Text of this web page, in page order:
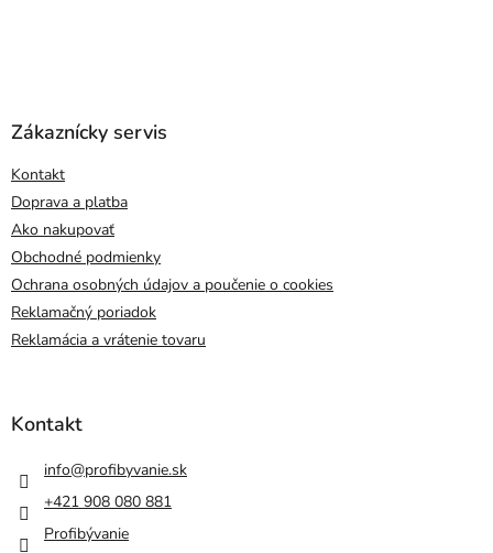
Zákaznícky servis
Kontakt
Doprava a platba
Ako nakupovať
Obchodné podmienky
Ochrana osobných údajov a poučenie o cookies
Reklamačný poriadok
Reklamácia a vrátenie tovaru
Kontakt
info@profibyvanie.sk
+421 908 080 881
Profibývanie